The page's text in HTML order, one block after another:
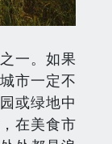
一。如果
市一定不
或绿地中
在美食市